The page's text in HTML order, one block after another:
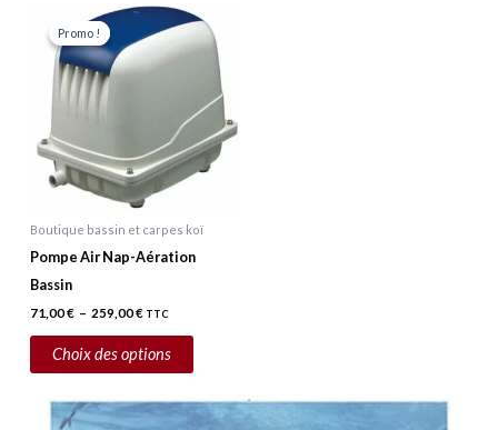
Promo !
Promo !
Boutique bassin et carpes koï
Pompe Air Nap-Aération
Bassin
71,00€ – 259,00€
Plage
prix :
71,00 €
à
TTC
Choix des options
Ce
produit
plusieurs
variations.
Les
options
être
choisies
du
produit
Plage